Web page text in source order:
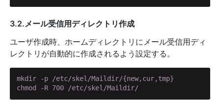
3.2.メール受信用ディレクトリ作成
ユーザ作成時、ホームディレクトリにメール受信用ディ
レクトリが自動的に作成されるよう設定する。
mkdir -p /etc/skel/Maildir/{new,cur,tmp}
chmod -R 700 /etc/skel/Maildir/